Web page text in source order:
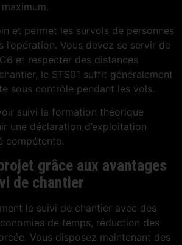
et permet les survols de personnes
l’opération. Vous devez se servir de
et respecter des distances
le STS01 suffit généralement
sous contrôle pendant les vols.
suivi la formation théorique
une déclaration d’exploitation
compétente.
grâce aux avantages
de chantier
le suivi de chantier avec des
de temps, réduction des
Vous disposez maintenant des